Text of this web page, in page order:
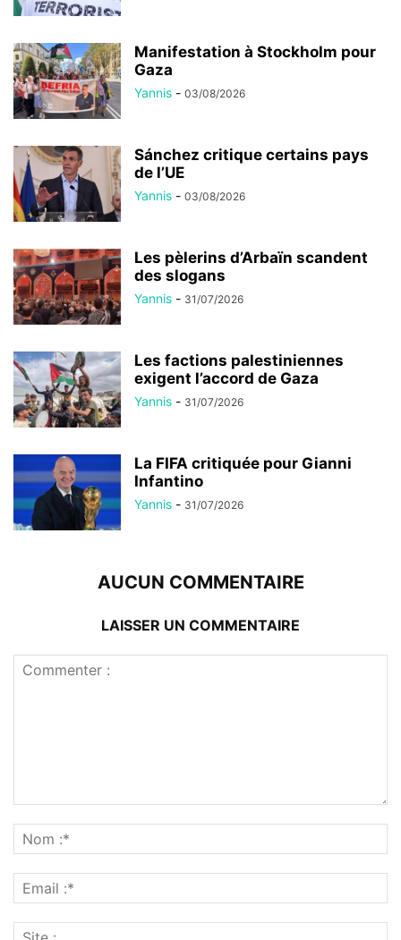
Manifestation à Stockholm pour
Gaza
Yannis - 03/08/2026
Sánchez critique certains pays
de l’UE
Yannis - 03/08/2026
Les pèlerins d’Arbaïn scandent
des slogans
Yannis - 31/07/2026
Les factions palestiniennes
exigent l’accord de Gaza
Yannis - 31/07/2026
La FIFA critiquée pour Gianni
Infantino
Yannis - 31/07/2026
AUCUN COMMENTAIRE
LAISSER UN COMMENTAIRE